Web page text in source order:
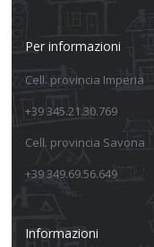
Per informazioni
Cell. provincia Imperia
+39 345.21.30.769
Cell. provincia Savona
+39 349.69.56.649
Informazioni